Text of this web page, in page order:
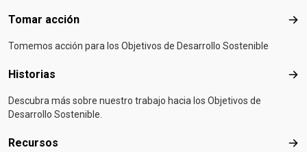
Tomar acción
Tomemos acción para los Objetivos de Desarrollo Sostenible
Historias
Descubra más sobre nuestro trabajo hacia los Objetivos de
Desarrollo Sostenible.
Recursos